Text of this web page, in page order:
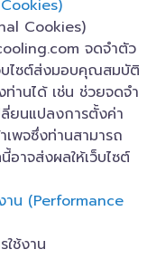
Cookies)
จดจำตัว
บไซต์ส่งมอบคุณสมบัติ
ท่านได้ เช่น ช่วยจดจำ
ยนแปลงการตั้งค่า
พจซึ่งท่านสามารถ
อาจส่งผลให้เว็บไซต์
งาน (Performance
ใช้งาน